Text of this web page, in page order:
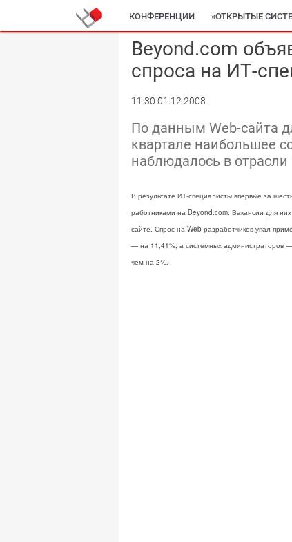
КОНФЕРЕНЦИИ «ОТКРЫТЫЕ
Beyond.com
спроса на ИТ-
11:30 01.12.2008
По данным Web-сайта
квартале наибольшее
наблюдалось в отрасли
В результате ИТ-специалисты впервые за
работниками на Beyond.com. Вакансии для
сайте. Спрос на Web-разработчиков упал
— на 11,41%, а системных администраторов
чем на 2%.